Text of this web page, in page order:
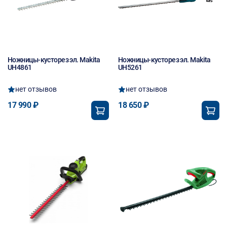
Ножницы-кусторез эл. Makita
UH4861
нет отзывов
17 990 ₽
Ножницы-кусторез эл. Makita
UH5261
нет отзывов
18 650 ₽